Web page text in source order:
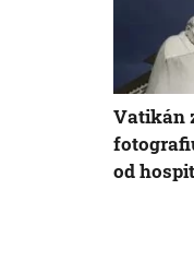
Vatikán
od